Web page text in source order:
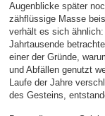
Augenblicke später
zähflüssige Masse
verhält es sich
Jahrtausende
einer der Gründe,
und Abfällen genutzt
Laufe der Jahre
des Gesteins,